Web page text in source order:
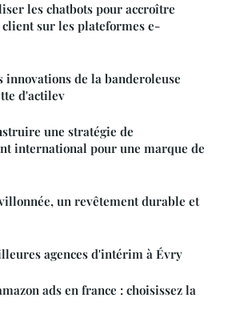
les chatbots pour accroître
sur les plateformes e-
innovations de la banderoleuse
d'actilev
une stratégie de
international pour une marque de
un revêtement durable et
agences d'intérim à Évry
ads en france : choisissez la